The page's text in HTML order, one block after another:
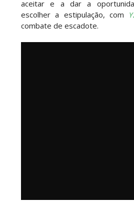
aceitar e a dar a
escolher a estipulação, com
combate de escadote.